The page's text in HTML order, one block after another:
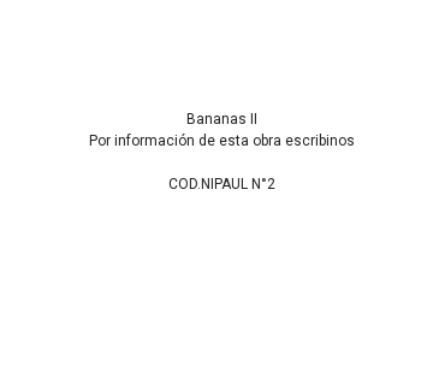
Bananas II
Por información de esta obra escribinos
COD.NIPAUL N°2